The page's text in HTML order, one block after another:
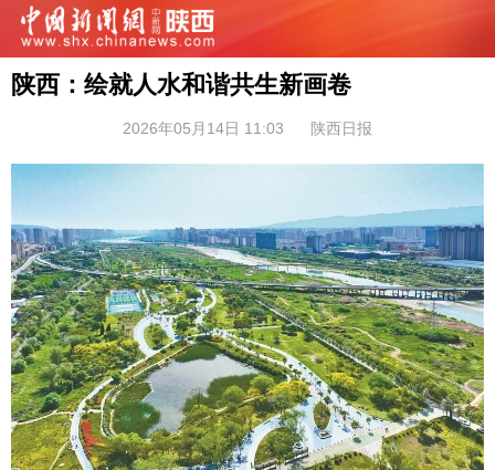
陕西：绘就人水和谐共生新画卷
2026年05月14日 11:03 陕西日报